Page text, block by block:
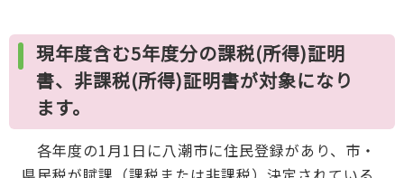
現年度含む5年度分の課税(所得)証明
書、非課税(所得)証明書が対象になり
ます。
各年度の1月1日に八潮市に住民登録があり、市・